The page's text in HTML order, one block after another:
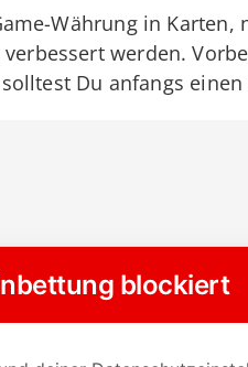
Währung in
werden.
Du anfangs